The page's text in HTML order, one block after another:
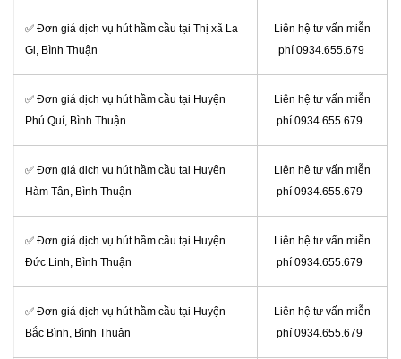
✅ Đơn giá dịch vụ hút hầm cầu tại Thị xã La
Gi, Bình Thuận
Liên hệ tư vấn miễn
phí 0934.655.679
✅ Đơn giá dịch vụ hút hầm cầu tại Huyện
Phú Quí, Bình Thuận
Liên hệ tư vấn miễn
phí 0934.655.679
✅ Đơn giá dịch vụ hút hầm cầu tại Huyện
Hàm Tân, Bình Thuận
Liên hệ tư vấn miễn
phí 0934.655.679
✅ Đơn giá dịch vụ hút hầm cầu tại Huyện
Đức Linh, Bình Thuận
Liên hệ tư vấn miễn
phí 0934.655.679
✅ Đơn giá dịch vụ hút hầm cầu tại Huyện
Bắc Bình, Bình Thuận
Liên hệ tư vấn miễn
phí 0934.655.679